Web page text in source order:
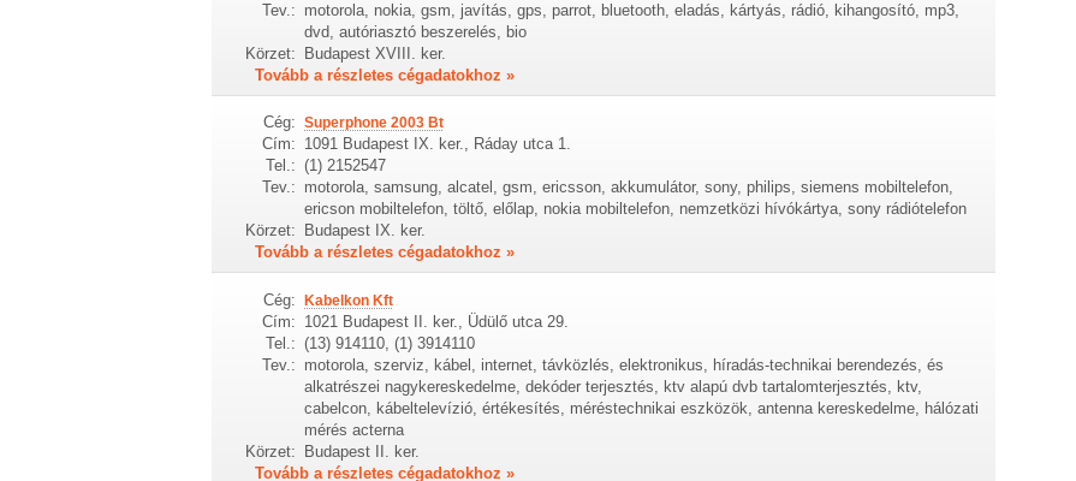
Tev.: motorola, nokia, gsm, javítás, gps, parrot, bluetooth, eladás, kártyás, rádió, kihangosító, mp3,
dvd, autóriasztó beszerelés, bio
Körzet:
Budapest XVIII. ker.
Tovább a részletes cégadatokhoz »
Cég: Superphone 2003 Bt
Cím: 1091 Budapest IX. ker., Ráday utca 1.
Tel.: (1) 2152547
Tev.: motorola, samsung, alcatel, gsm, ericsson, akkumulátor, sony, philips, siemens mobiltelefon,
ericson mobiltelefon, töltő, előlap, nokia mobiltelefon, nemzetközi hívókártya, sony rádiótelefon
Körzet:
Budapest IX. ker.
Tovább a részletes cégadatokhoz »
Cég: Kabelkon Kft
Cím: 1021 Budapest II. ker., Üdülő utca 29.
Tel.: (13) 914110, (1) 3914110
Tev.: motorola, szerviz, kábel, internet, távközlés, elektronikus, híradás-technikai berendezés, és
alkatrészei nagykereskedelme, dekóder terjesztés, ktv alapú dvb tartalomterjesztés, ktv,
cabelcon, kábeltelevízió, értékesítés, méréstechnikai eszközök, antenna kereskedelme, hálózati
mérés acterna
Körzet:
Budapest II. ker.
Tovább a részletes cégadatokhoz »